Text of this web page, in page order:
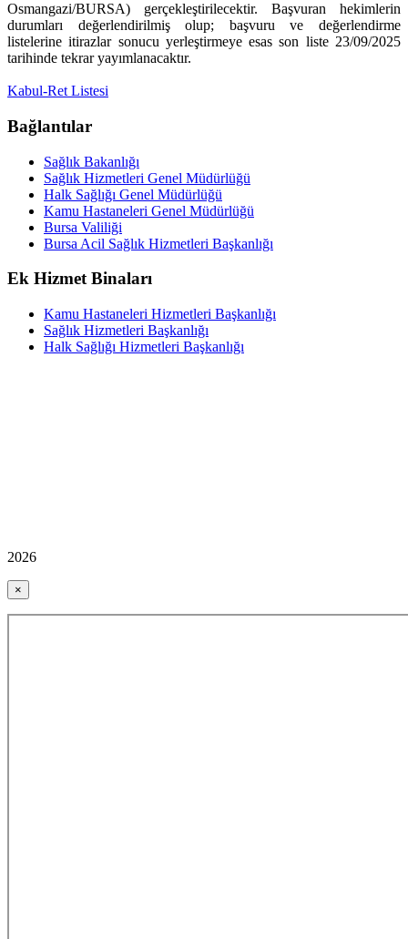
Osmangazi/BURSA) gerçekleştirilecektir. Başvuran hekimlerin
durumları değerlendirilmiş olup; başvuru ve değerlendirme
listelerine itirazlar sonucu yerleştirmeye esas son liste 23/09/2025
tarihinde tekrar yayımlanacaktır.
Kabul-Ret Listesi
Bağlantılar
Sağlık Bakanlığı
Sağlık Hizmetleri Genel Müdürlüğü
Halk Sağlığı Genel Müdürlüğü
Kamu Hastaneleri Genel Müdürlüğü
Bursa Valiliği
Bursa Acil Sağlık Hizmetleri Başkanlığı
Ek Hizmet Binaları
Kamu Hastaneleri Hizmetleri Başkanlığı
Sağlık Hizmetleri Başkanlığı
Halk Sağlığı Hizmetleri Başkanlığı
2026
×